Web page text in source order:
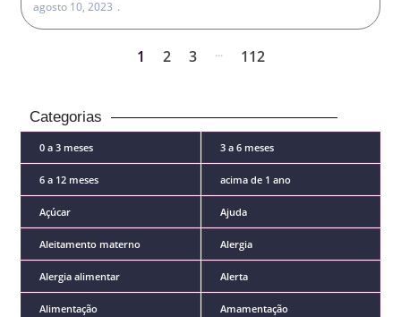
agosto 10, 2023
1 2 3 ... 112
Categorias
0 a 3 meses 3 a 6 meses
6 a 12 meses acima de 1 ano
Açúcar Ajuda
Aleitamento materno Alergia
Alergia alimentar Alerta
Alimentação Amamentação